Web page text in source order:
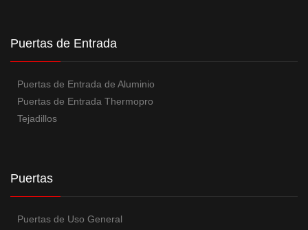
Puertas de Entrada
Puertas de Entrada de Aluminio
Puertas de Entrada Thermopro
Tejadillos
Puertas
Puertas de Uso General